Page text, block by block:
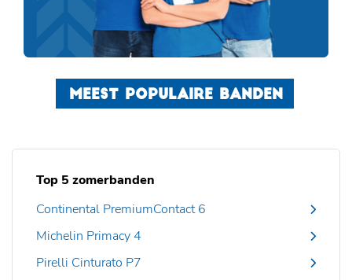
MEEST POPULAIRE BANDEN
Top 5 zomerbanden
Continental PremiumContact 6
Michelin Primacy 4
Pirelli Cinturato P7